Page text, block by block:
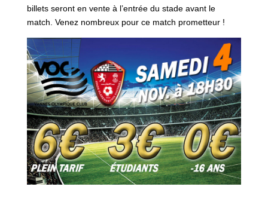
billets seront en vente à l’entrée du stade avant le
match. Venez nombreux pour ce match prometteur !